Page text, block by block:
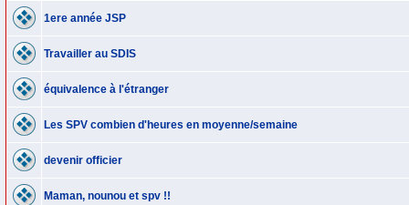
1ere année JSP
Travailler au SDIS
équivalence à l'étranger
Les SPV combien d'heures en moyenne/semaine
devenir officier
Maman, nounou et spv !!